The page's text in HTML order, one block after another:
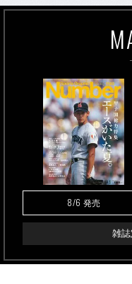
8/6 発売
雑